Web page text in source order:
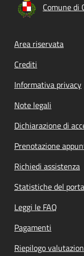
Comune di
Footer
Area riservata
Crediti
Informativa privacy
Note legali
Dichiarazione di
Prenotazione
Richiedi assistenza
Statistiche del
Leggi le FAQ
Pagamenti
Riepilogo